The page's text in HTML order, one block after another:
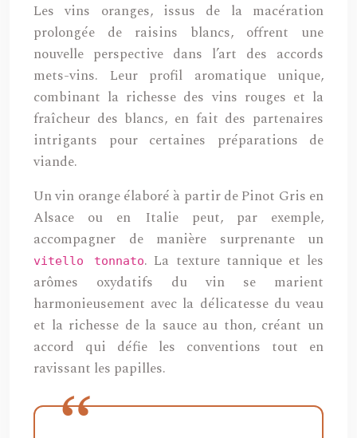
Les vins oranges, issus de la macération
prolongée de raisins blancs, offrent une
nouvelle perspective dans l’art des accords
mets-vins. Leur profil aromatique unique,
combinant la richesse des vins rouges et la
fraîcheur des blancs, en fait des partenaires
intrigants pour certaines préparations de
viande.
Un vin orange élaboré à partir de Pinot Gris en
Alsace ou en Italie peut, par exemple,
accompagner de manière surprenante un
vitello tonnato. La texture tannique et les
arômes oxydatifs du vin se marient
harmonieusement avec la délicatesse du veau
et la richesse de la sauce au thon, créant un
accord qui défie les conventions tout en
ravissant les papilles.